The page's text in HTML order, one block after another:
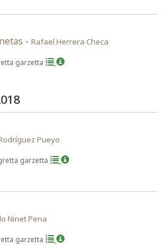
- Rafael Herrera Checa
garzetta
Pueyo
garzetta
Ninet Pena
garzetta